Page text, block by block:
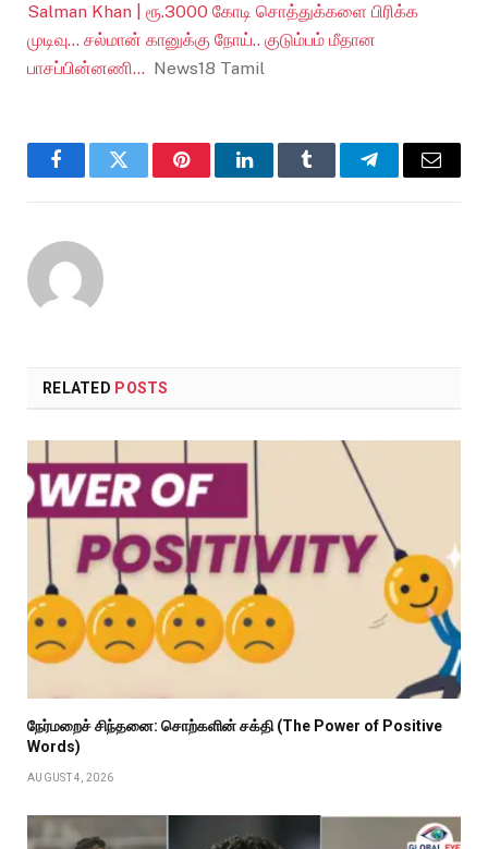
Salman Khan | ரூ.3000 கோடி சொத்துக்களை பிரிக்க
முடிவு… சல்மான் கானுக்கு நோய்.. குடும்பம் மீதான
பாசப்பின்னணி… News18 Tamil
FacebookTwitter PinterestLinkedInTumblr TelegramEmail
RELATED POSTS
நேர்மறைச் சிந்தனை: சொற்களின் சக்தி (The Power of Positive
Words)
AUGUST 4, 2026